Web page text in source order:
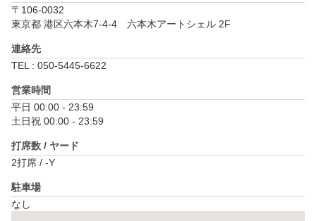
ゴルフクラブやゴルフシューズを収納可能なロッカー
■喫煙所
■無料Wi-Fi
コンセント、無料で利用可能なWi-Fi
〒106-0032
東京都 港区六本木7-4-4　六本木アートシェル 2F
連絡先
TEL : 050-5445-6622
営業時間
平日 00:00 - 23:59
土日祝 00:00 - 23:59
打席数 / ヤード
2打席 / -Y
駐車場
なし